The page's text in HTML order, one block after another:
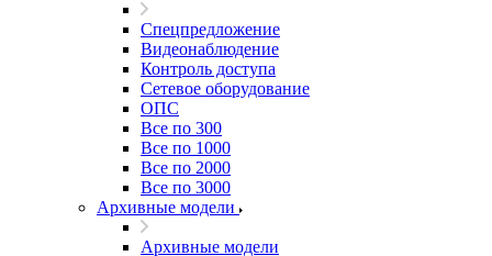
Спецпредложение
Видеонаблюдение
Контроль доступа
Сетевое оборудование
ОПС
Все по 300
Все по 1000
Все по 2000
Все по 3000
Архивные модели
Архивные модели